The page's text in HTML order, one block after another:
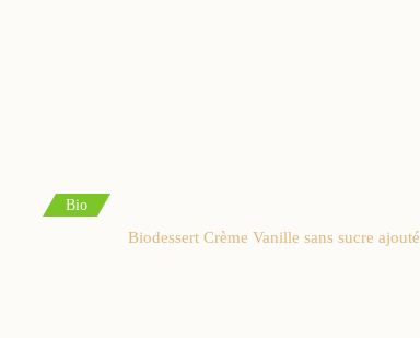
Bio
Biodessert Crème Vanille sans sucre ajouté